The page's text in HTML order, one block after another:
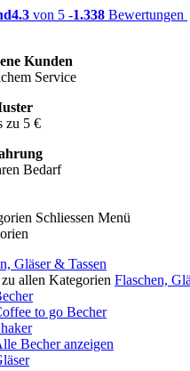
4.3 von 5 -1.338 Bewertungen
Kunden
Service
zu 5 €
Bedarf
Schliessen Menü
Gläser & Tassen
allen Kategorien Flaschen,
to go Becher
Becher anzeigen